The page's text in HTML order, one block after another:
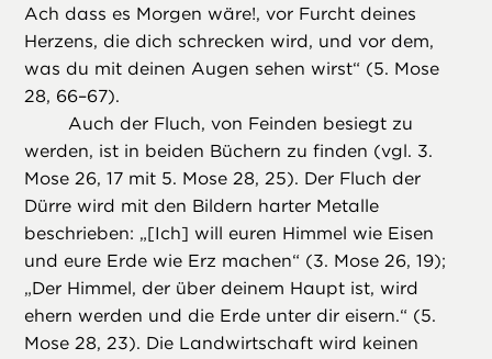
Ach dass es Morgen wäre!, vor Furcht deines
Herzens, die dich schrecken wird, und vor dem,
was du mit deinen Augen sehen wirst“ (5. Mose
28, 66–67).
Auch der Fluch, von Feinden besiegt zu
werden, ist in beiden Büchern zu finden (vgl. 3.
Mose 26, 17 mit 5. Mose 28, 25). Der Fluch der
Dürre wird mit den Bildern harter Metalle
beschrieben: „[Ich] will euren Himmel wie Eisen
und eure Erde wie Erz machen“ (3. Mose 26, 19);
„Der Himmel, der über deinem Haupt ist, wird
ehern werden und die Erde unter dir eisern.“ (5.
Mose 28, 23). Die Landwirtschaft wird keinen